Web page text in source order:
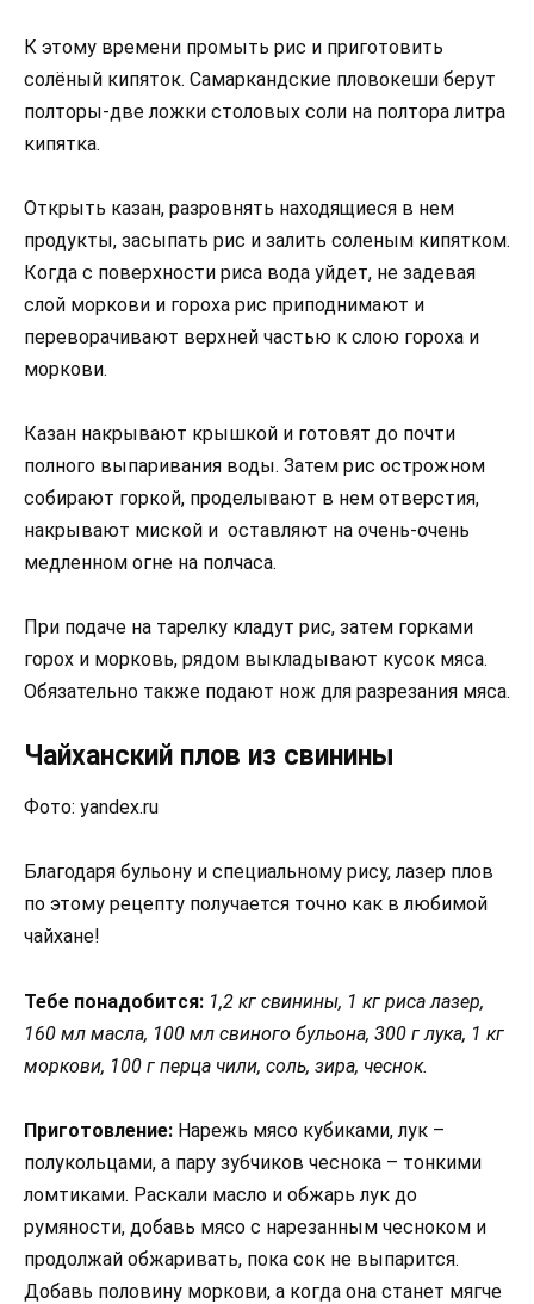
К этому времени промыть рис и приготовить
солёный кипяток. Самаркандские пловокеши берут
полторы-две ложки столовых соли на полтора литра
кипятка.
Открыть казан, разровнять находящиеся в нем
продукты, засыпать рис и залить соленым кипятком.
Когда с поверхности риса вода уйдет, не задевая
слой моркови и гороха рис приподнимают и
переворачивают верхней частью к слою гороха и
моркови.
Казан накрывают крышкой и готовят до почти
полного выпаривания воды. Затем рис острожном
собирают горкой, проделывают в нем отверстия,
накрывают миской и оставляют на очень-очень
медленном огне на полчаса.
При подаче на тарелку кладут рис, затем горками
горох и морковь, рядом выкладывают кусок мяса.
Обязательно также подают нож для разрезания мяса.
Чайханский плов из свинины
Фото: yandex.ru
Благодаря бульону и специальному рису, лазер плов
по этому рецепту получается точно как в любимой
чайхане!
Тебе понадобится: 1,2 кг свинины, 1 кг риса лазер,
160 мл масла, 100 мл свиного бульона, 300 г лука, 1 кг
моркови, 100 г перца чили, соль, зира, чеснок.
Приготовление: Нарежь мясо кубиками, лук –
полукольцами, а пару зубчиков чеснока – тонкими
ломтиками. Раскали масло и обжарь лук до
румяности, добавь мясо с нарезанным чесноком и
продолжай обжаривать, пока сок не выпарится.
Добавь половину моркови, а когда она станет мягче